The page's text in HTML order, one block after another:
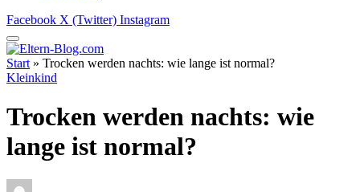
Facebook X (Twitter) Instagram
Start » Trocken werden nachts: wie lange ist normal?
Kleinkind
Trocken werden nachts: wie
lange ist normal?